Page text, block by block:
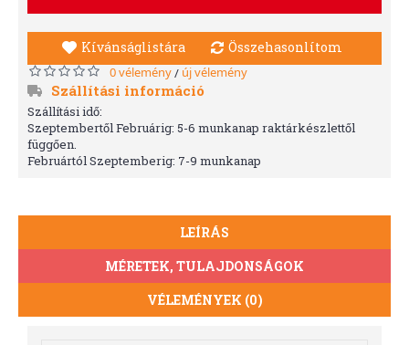
Kívánságlistára Összehasonlítom
0 vélemény/ új vélemény
Szállítási információ
Szállítási idő:
Szeptembertől Februárig: 5-6 munkanap raktárkészlettől
függően.
Februártól Szeptemberig: 7-9 munkanap
LEÍRÁS
MÉRETEK, TULAJDONSÁGOK
VÉLEMÉNYEK (0)